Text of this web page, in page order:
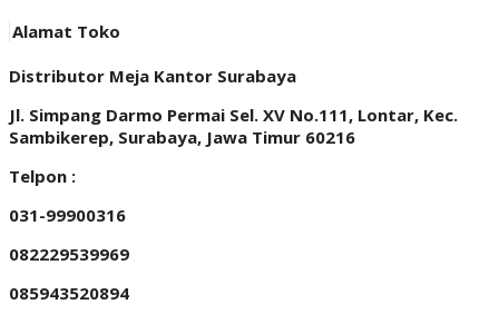
Alamat Toko
Distributor Meja Kantor Surabaya
Jl. Simpang Darmo Permai Sel. XV No.111, Lontar, Kec.
Sambikerep, Surabaya, Jawa Timur 60216
Telpon :
031-99900316
082229539969
085943520894